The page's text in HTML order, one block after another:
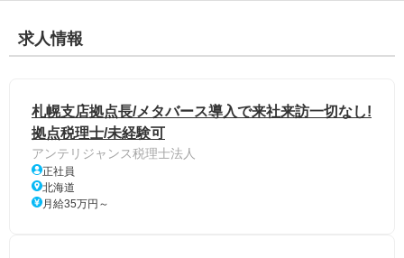
求人情報
札幌支店拠点長/メタバース導入で来社来訪一切なし!
拠点税理士/未経験可
アンテリジャンス税理士法人
正社員
北海道
月給35万円～